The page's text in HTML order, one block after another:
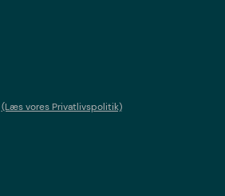
(Læs vores Privatlivspolitik)